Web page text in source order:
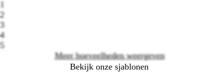
1
2
3
4
5
Meer hoeveelheden weergeven
Bekijk onze sjablonen